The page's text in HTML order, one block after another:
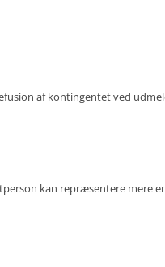
af kontingentet ved
kan repræsentere